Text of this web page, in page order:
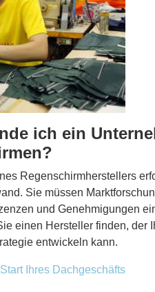
ich ein
Regenschirmherstellers
Sie müssen
und Genehmigungen
einen Hersteller finden, der
entwickeln kann.
Ihres Dachgeschäfts